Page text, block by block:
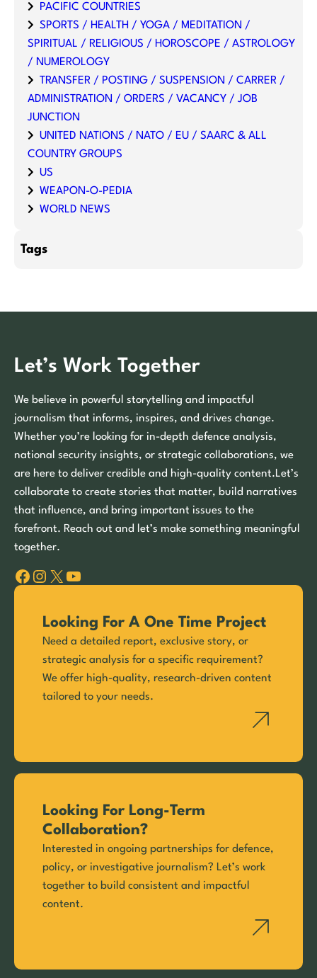
PACIFIC COUNTRIES
SPORTS / HEALTH / YOGA / MEDITATION /
SPIRITUAL / RELIGIOUS / HOROSCOPE / ASTROLOGY
/ NUMEROLOGY
TRANSFER / POSTING / SUSPENSION / CARRER /
ADMINISTRATION / ORDERS / VACANCY / JOB
JUNCTION
UNITED NATIONS / NATO / EU / SAARC & ALL
COUNTRY GROUPS
US
WEAPON-O-PEDIA
WORLD NEWS
Tags
Let’s Work Together
We believe in powerful storytelling and impactful
journalism that informs, inspires, and drives change.
Whether you’re looking for in-depth defence analysis,
national security insights, or strategic collaborations, we
are here to deliver credible and high-quality content.Let’s
collaborate to create stories that matter, build narratives
that influence, and bring important issues to the
forefront. Reach out and let’s make something meaningful
together.
Facebook Instagram X YouTube
Looking For A One Time Project
Need a detailed report, exclusive story, or
strategic analysis for a specific requirement?
We offer high-quality, research-driven content
tailored to your needs.
Looking For Long-Term
Collaboration?
Interested in ongoing partnerships for defence,
policy, or investigative journalism? Let’s work
together to build consistent and impactful
content.